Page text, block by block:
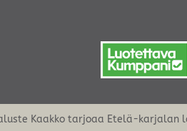
Kaakko tarjoaa Etelä-karjalan